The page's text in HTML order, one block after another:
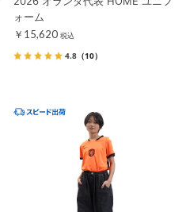
ォーム
￥15,620 税込
4.8 （10）